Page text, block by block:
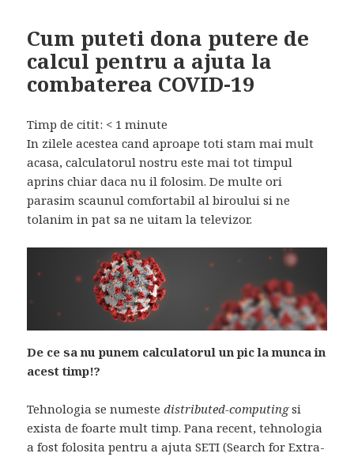
Cum puteti dona putere de
calcul pentru a ajuta la
combaterea COVID-19
Timp de citit: < 1 minute
In zilele acestea cand aproape toti stam mai mult
acasa, calculatorul nostru este mai tot timpul
aprins chiar daca nu il folosim. De multe ori
parasim scaunul comfortabil al biroului si ne
tolanim in pat sa ne uitam la televizor.
De ce sa nu punem calculatorul un pic la munca in
acest timp!?
Tehnologia se numestedistributed-computingsi
exista de foarte mult timp. Pana recent, tehnologia
a fost folosita pentru a ajuta SETI (Search for Extra-